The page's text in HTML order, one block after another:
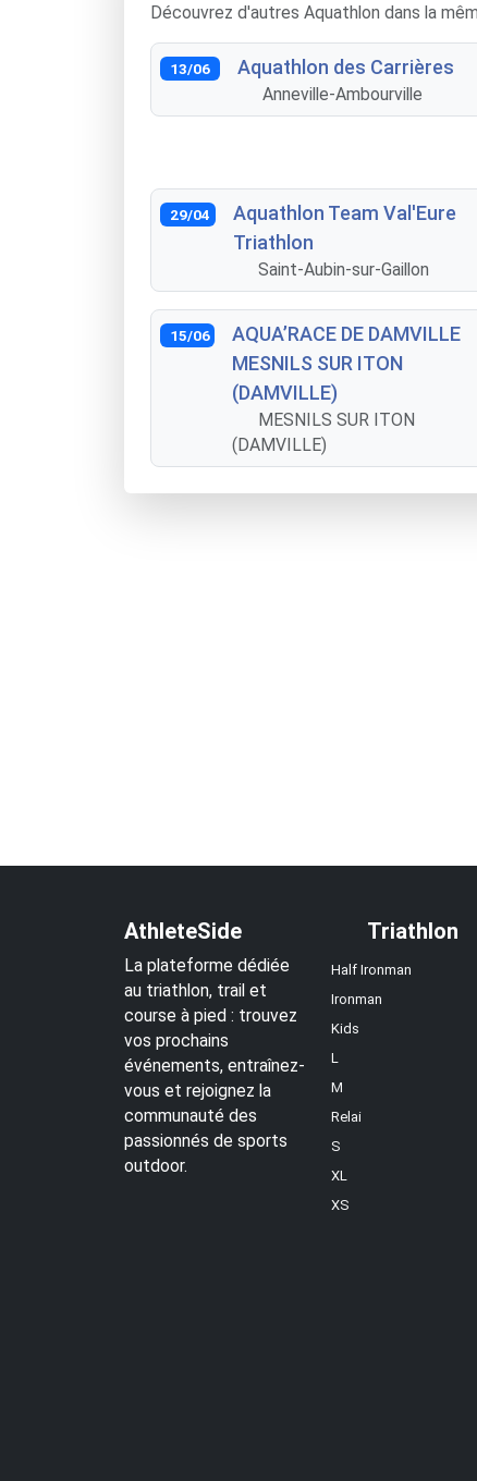
Découvrez d'autres Aquathlon dans la
13/06 Aquathlon des Carrières
Anneville-Ambourville
29/04
Aquathlon Team Val'Eure
Triathlon
Saint-Aubin-sur-Gaillon
15/06
AQUA’RACE DE DAMVILLE
MESNILS SUR ITON
(DAMVILLE)
MESNILS SUR ITON
(DAMVILLE)
AthleteSide
La plateforme dédiée
au triathlon, trail et
course à pied : trouvez
vos prochains
événements, entraînez-
vous et rejoignez la
communauté des
passionnés de sports
outdoor.
Triathlon
Half Ironman
Ironman
Kids
L
M
Relai
S
XL
XS